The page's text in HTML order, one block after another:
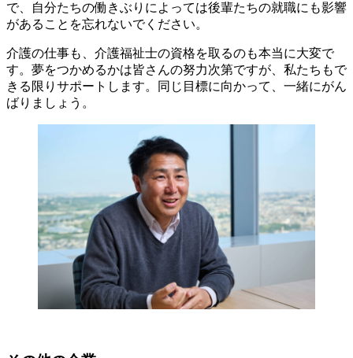
で、自分たちの働きぶりによっては後輩たちの就職にも影響
があることを忘れないでください。
介護の仕事も、介護福祉士の資格を取るのも本当に大変で
す。夢をつかめるかは皆さんの努力次第ですが、私たちもで
きる限りサポートします。同じ目標に向かって、一緒にがん
ばりましょう。